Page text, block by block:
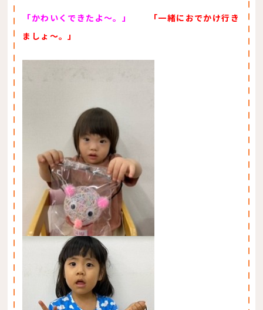
「かわいくできたよ～。」
「一緒におでかけ行き
ましょ～。」